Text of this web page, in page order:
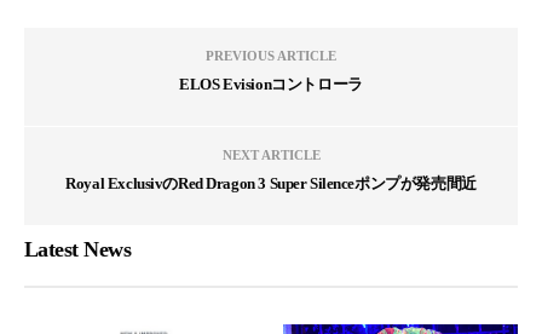
PREVIOUS ARTICLE
ELOS Evisionコントローラ
NEXT ARTICLE
Royal ExclusivのRed Dragon 3 Super Silenceポンプが発売間近
Latest News